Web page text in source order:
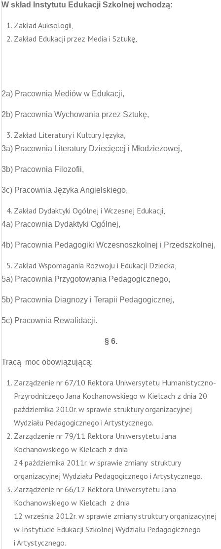
W skład Instytutu Edukacji Szkolnej wchodzą:
Zakład Auksologii,
Zakład Edukacji przez Media i Sztukę,
2a) Pracownia Mediów w Edukacji,
2b) Pracownia Wychowania przez Sztukę,
Zakład Literatury i Kultury Języka,
3a) Pracownia Literatury Dziecięcej i Młodzieżowej,
3b) Pracownia Filozofii,
3c) Pracownia Języka Angielskiego,
Zakład Dydaktyki Ogólnej i Wczesnej Edukacji,
4a) Pracownia Dydaktyki Ogólnej,
4b) Pracownia Pedagogiki Wczesnoszkolnej i Przedszkolnej,
Zakład Wspomagania Rozwoju i Edukacji Dziecka,
5a) Pracownia Przygotowania Pedagogicznego,
5b) Pracownia Diagnozy i Terapii Pedagogicznej,
5c) Pracownia Rewalidacji.
§ 6.
Tracą moc obowiązującą:
Zarządzenie nr 67/10 Rektora Uniwersytetu Humanistyczno-
Przyrodniczego Jana Kochanowskiego w Kielcach z dnia 20
października 2010r. w sprawie struktury organizacyjnej
Wydziału Pedagogicznego i Artystycznego.
Zarządzenie nr 79/11 Rektora Uniwersytetu Jana
Kochanowskiego w Kielcach z dnia
24 października 2011r. w sprawie zmiany struktury
organizacyjnej Wydziału Pedagogicznego i Artystycznego.
Zarządzenie nr 66/12 Rektora Uniwersytetu Jana
Kochanowskiego w Kielcach z dnia
12 września 2012r. w sprawie zmiany struktury organizacyjnej
w Instytucie Edukacji Szkolnej Wydziału Pedagogicznego
i Artystycznego.